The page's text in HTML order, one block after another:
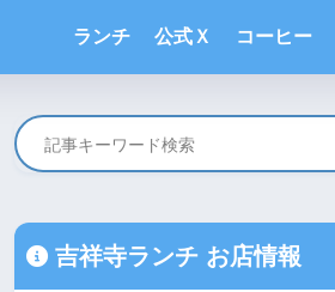
ランチ 公式Ｘ コーヒー
吉祥寺ランチ お店情報